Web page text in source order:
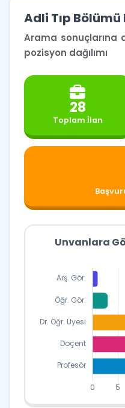
Adli Tıp
Arama
pozisyon dağılımı
28
Toplam İlan
Unvanlara
Unvanlara Göre